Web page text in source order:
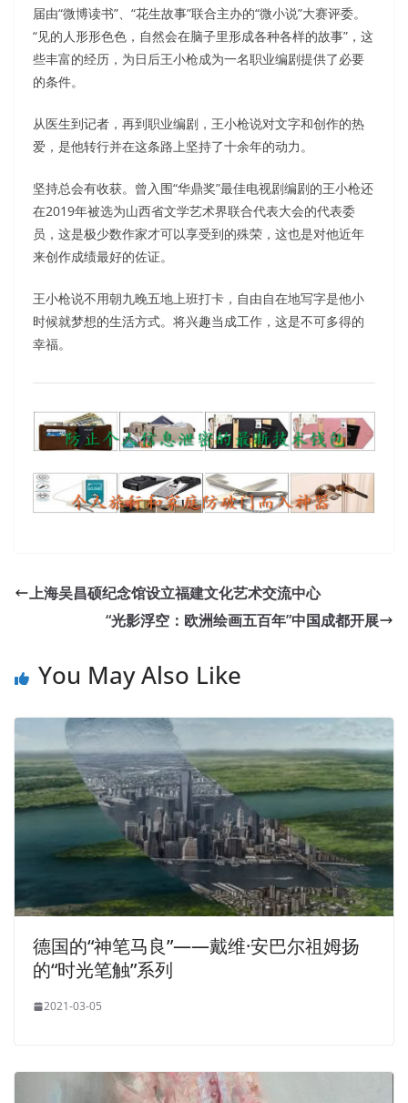
届由“微博读书”、“花生故事”联合主办的“微小说”大赛评委。
“见的人形形色色，自然会在脑子里形成各种各样的故事”，这
些丰富的经历，为日后王小枪成为一名职业编剧提供了必要
的条件。
从医生到记者，再到职业编剧，王小枪说对文字和创作的热
爱，是他转行并在这条路上坚持了十余年的动力。
坚持总会有收获。曾入围“华鼎奖”最佳电视剧编剧的王小枪还
在2019年被选为山西省文学艺术界联合代表大会的代表委
员，这是极少数作家才可以享受到的殊荣，这也是对他近年
来创作成绩最好的佐证。
王小枪说不用朝九晚五地上班打卡，自由自在地写字是他小
时候就梦想的生活方式。将兴趣当成工作，这是不可多得的
幸福。
上海吴昌硕纪念馆设立福建文化艺术交流中心
“光影浮空：欧洲绘画五百年”中国成都开展
You May Also Like
德国的“神笔马良”——戴维·安巴尔祖姆扬
的“时光笔触”系列
2021-03-05